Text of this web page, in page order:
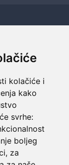
kolačiće i
kako
svrhe:
boljeg
, za